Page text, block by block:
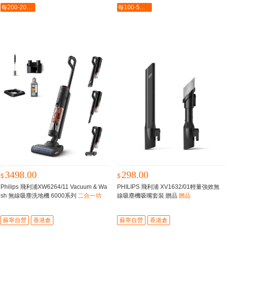
每200-20最多-2000
每100-5最多-2000
$ 3498.00
Philips 飛利浦XW6264/11 Vacuum & Wa
sh 無線吸塵洗地機 6000系列 二合一功
蘇寧自營 香港倉
$ 298.00
PHILIPS 飛利浦 XV1632/01輕量強效無
線吸塵機吸嘴套裝 贈品 贈品
蘇寧自營 香港倉